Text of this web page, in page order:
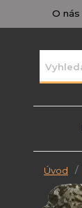
O nás
Úvod